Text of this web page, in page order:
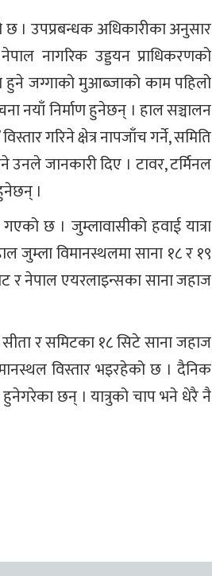
छ । उपप्रबन्धक अधिकारीका अनुसार
नागरिक उड्डयन प्राधिकरणको
हुने जग्गाको मुआब्जाको काम पहिलो
नयाँ निर्माण हुनेछन् । हाल सञ्चालन
गरिने क्षेत्र नापजाँच गर्ने, समिति
जानकारी दिए । टावर, टर्मिनल
।
छ । जुम्लावासीको हवाई यात्रा
जुम्ला विमानस्थलमा साना १८ र १९
र नेपाल एयरलाइन्सका साना जहाज
र समिटका १८ सिटे साना जहाज
विस्तार भइरहेको छ । दैनिक
छन् । यात्रुको चाप भने धेरै नै